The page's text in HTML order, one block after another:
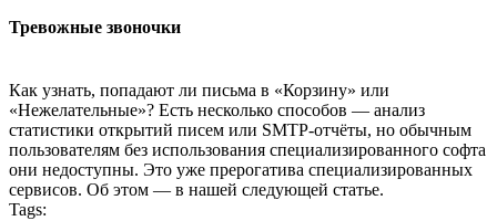
Тревожные звоночки
Как узнать, попадают ли письма в «Корзину» или
«Нежелательные»? Есть несколько способов — анализ
статистики открытий писем или SMTP-отчёты, но обычным
пользователям без использования специализированного софта
они недоступны. Это уже прерогатива специализированных
сервисов. Об этом — в нашей следующей статье.
Tags: